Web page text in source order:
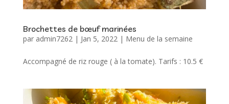
Brochettes de bœuf marinées
par admin7262 | Jan 5, 2022 | Menu de la semaine
Accompagné de riz rouge ( à la tomate). Tarifs : 10.5 €